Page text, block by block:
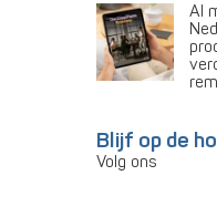
AI
Blijf op de
Volg ons